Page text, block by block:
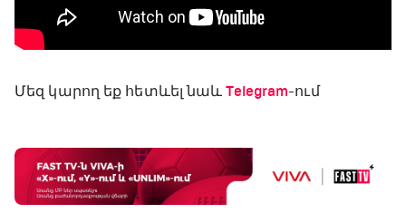
Մեզ կարող եք հետևել նաև Telegram-ում